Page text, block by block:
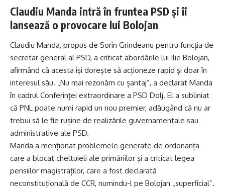
Claudiu Manda intră în fruntea PSD și îi
lansează o provocare lui Bolojan
Claudiu Manda, propus de Sorin Grindeanu pentru funcția de
secretar general al PSD, a criticat abordările lui Ilie Bolojan,
afirmând că acesta își dorește să acționeze rapid și doar în
interesul său. „Nu mai rezonăm cu șantaj”, a declarat Manda
în cadrul Conferinței extraordinare a PSD Dolj. El a subliniat
că PNL poate numi rapid un nou premier, adăugând că nu ar
trebui să le fie rușine de realizările guvernamentale sau
administrative ale PSD.
Manda a menționat problemele generate de ordonanța
care a blocat cheltuieli ale primăriilor și a criticat legea
pensiilor magistraților, care a fost declarată
neconstituțională de CCR, numindu-l pe Bolojan „superficial”.